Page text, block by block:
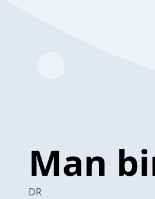
Man
DR